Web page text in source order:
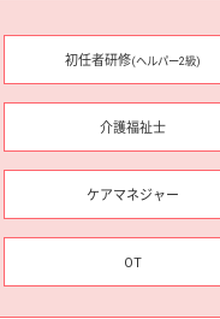
初任者研修(ヘルパー2級)
介護福祉士
ケアマネジャー
OT